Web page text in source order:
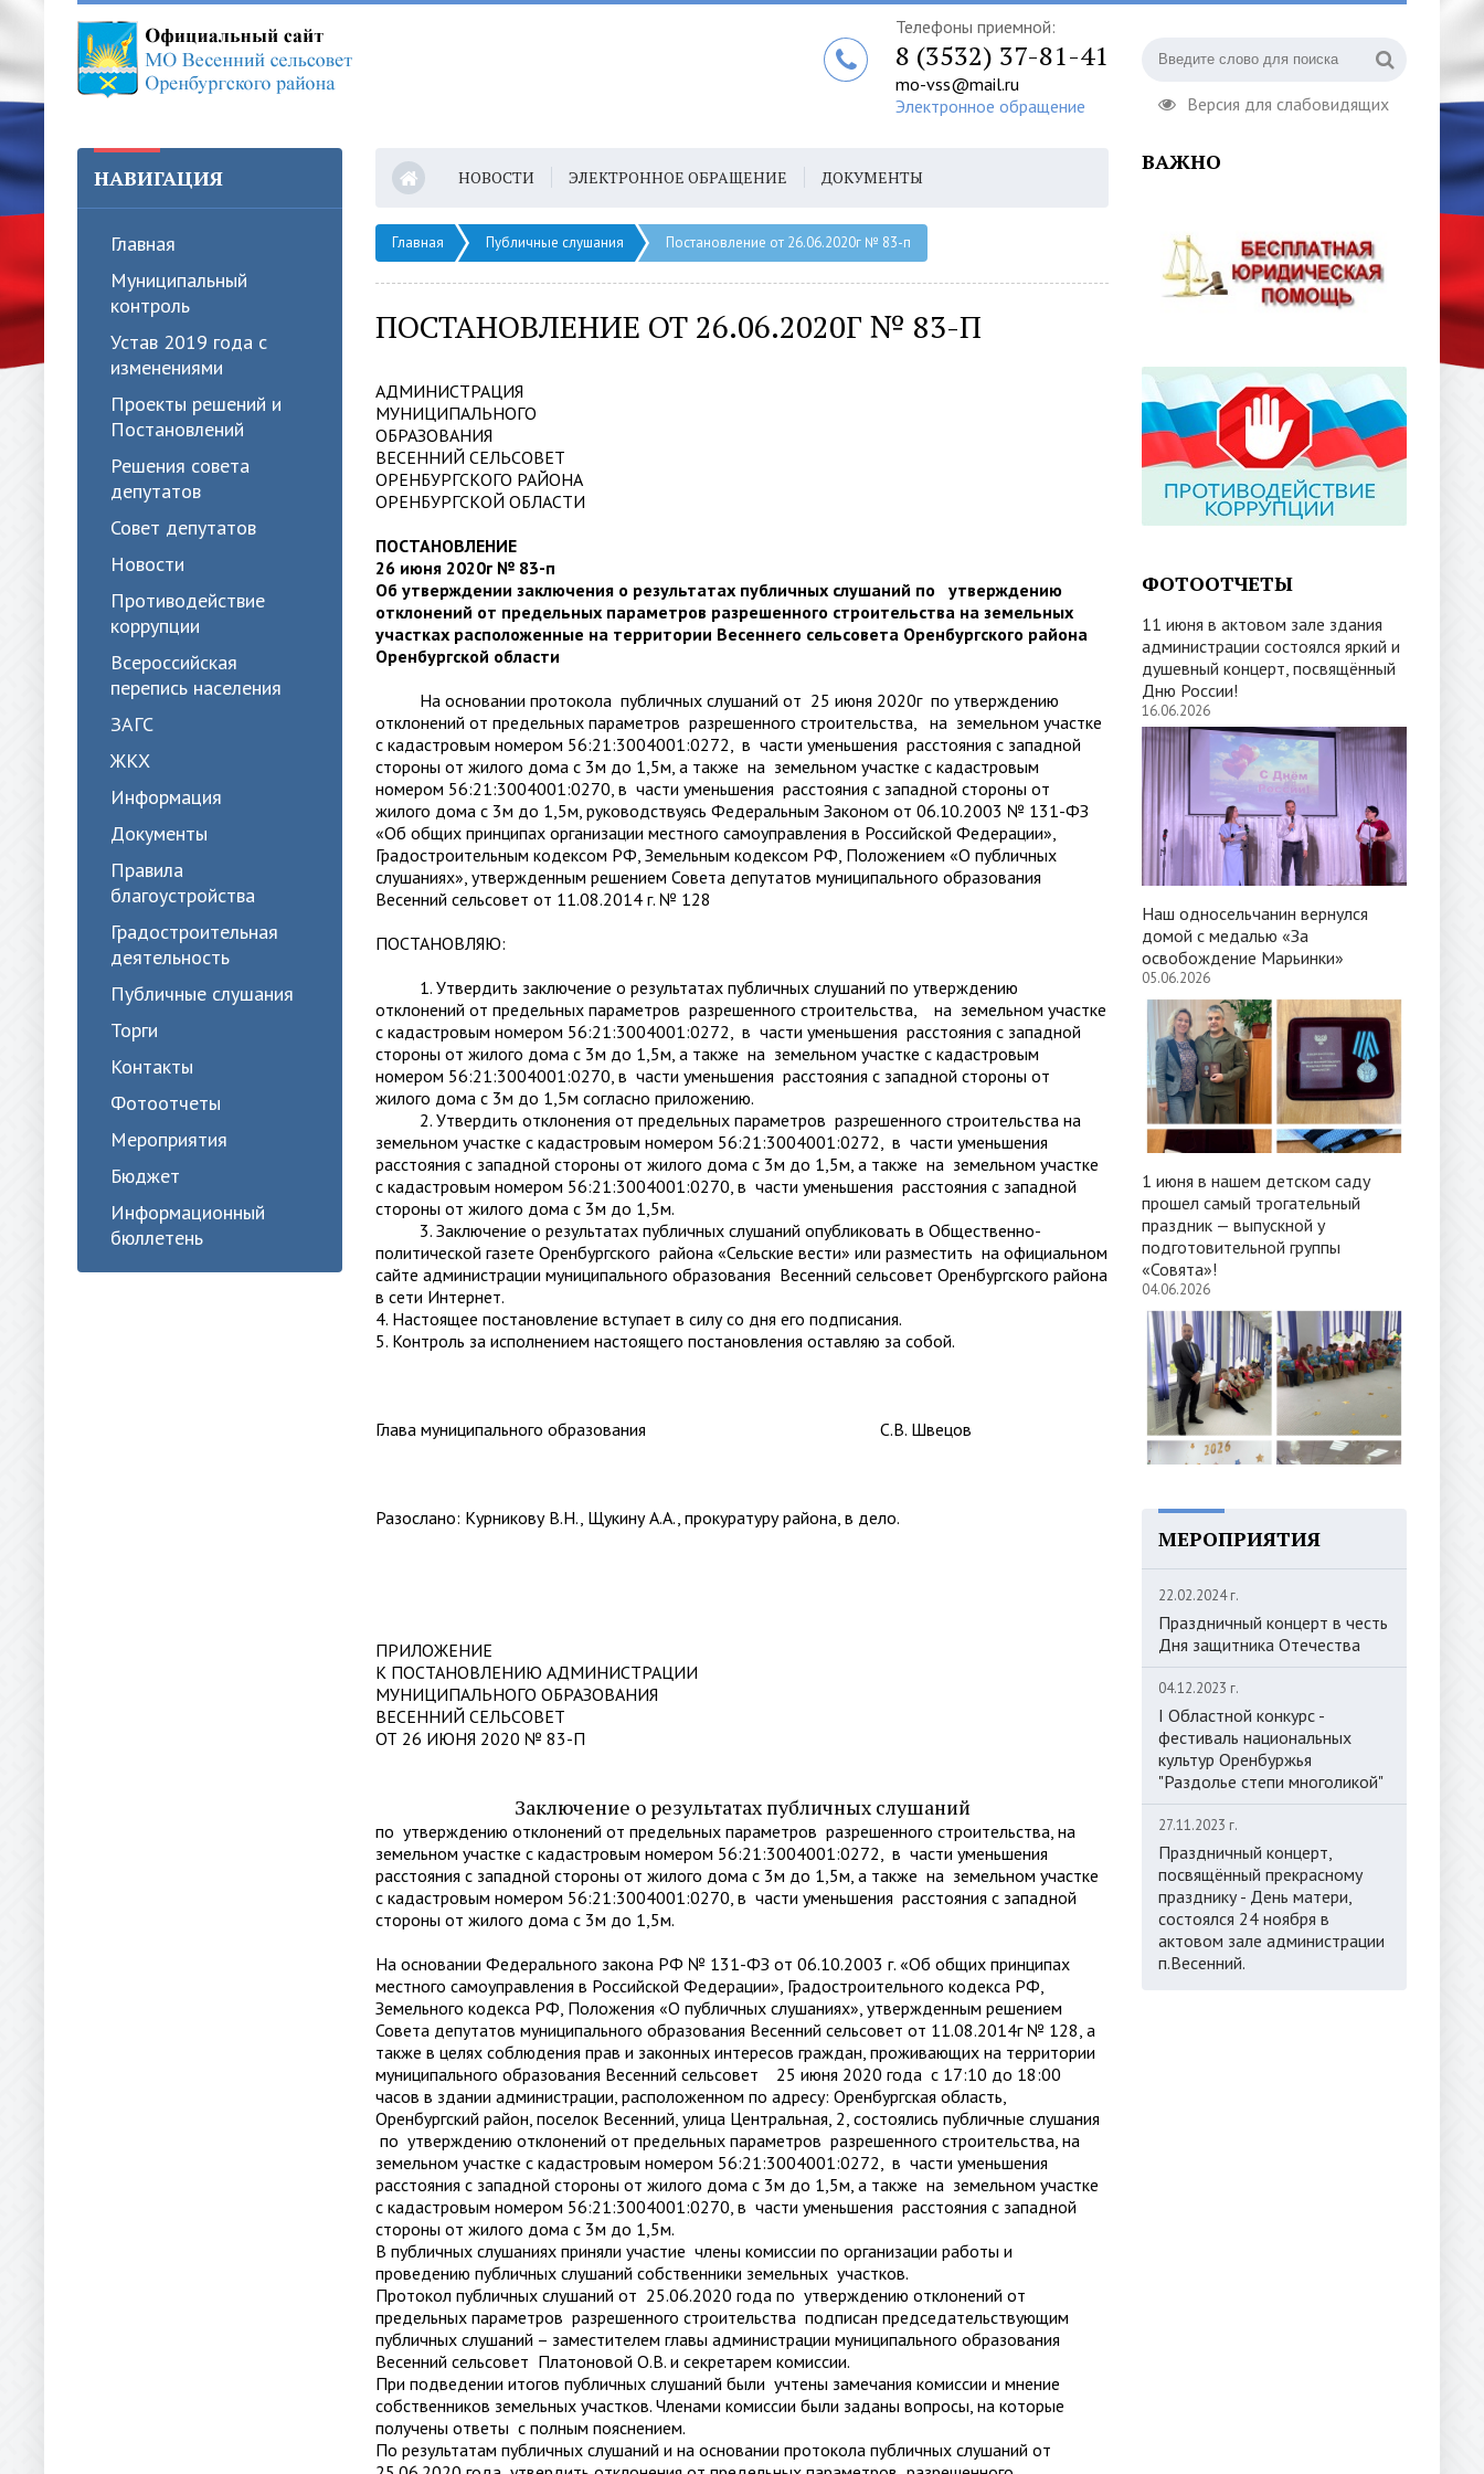
Версия для слабовидящих
Телефоны приемной:
8 (3532) 37-81-41
mo-vss@mail.ru
Электронное обращение
НАВИГАЦИЯ
Главная
Муниципальный
контроль
Устав 2019 года с
изменениями
Проекты решений и
Постановлений
Решения совета
депутатов
Совет депутатов
Новости
Противодействие
коррупции
Всероссийская
перепись населения
ЗАГС
ЖКХ
Информация
Документы
Правила
благоустройства
Градостроительная
деятельность
Публичные слушания
Торги
Контакты
Фотоотчеты
Мероприятия
Бюджет
Информационный
бюллетень
НОВОСТИ ЭЛЕКТРОННОЕ ОБРАЩЕНИЕ ДОКУМЕНТЫ
Главная Публичные слушания Постановление от 26.06.2020г № 83-п
ПОСТАНОВЛЕНИЕ ОТ 26.06.2020Г № 83-П
АДМИНИСТРАЦИЯ
МУНИЦИПАЛЬНОГО
ОБРАЗОВАНИЯ
ВЕСЕННИЙ СЕЛЬСОВЕТ
ОРЕНБУРГСКОГО РАЙОНА
ОРЕНБУРГСКОЙ ОБЛАСТИ
ПОСТАНОВЛЕНИЕ
26 июня 2020г № 83-п
Об утверждении заключения о результатах публичных слушаний по утверждению
отклонений от предельных параметров разрешенного строительства на земельных
участках расположенные на территории Весеннего сельсовета Оренбургского района
Оренбургской области
На основании протокола публичных слушаний от 25 июня 2020г по утверждению
отклонений от предельных параметров разрешенного строительства, на земельном участке
с кадастровым номером 56:21:3004001:0272, в части уменьшения расстояния с западной
стороны от жилого дома с 3м до 1,5м, а также на земельном участке с кадастровым
номером 56:21:3004001:0270, в части уменьшения расстояния с западной стороны от
жилого дома с 3м до 1,5м, руководствуясь Федеральным Законом от 06.10.2003 № 131-ФЗ
«Об общих принципах организации местного самоуправления в Российской Федерации»,
Градостроительным кодексом РФ, Земельным кодексом РФ, Положением «О публичных
слушаниях», утвержденным решением Совета депутатов муниципального образования
Весенний сельсовет от 11.08.2014 г. № 128
ПОСТАНОВЛЯЮ:
1. Утвердить заключение о результатах публичных слушаний по утверждению
отклонений от предельных параметров разрешенного строительства, на земельном участке
с кадастровым номером 56:21:3004001:0272, в части уменьшения расстояния с западной
стороны от жилого дома с 3м до 1,5м, а также на земельном участке с кадастровым
номером 56:21:3004001:0270, в части уменьшения расстояния с западной стороны от
жилого дома с 3м до 1,5м согласно приложению.
2. Утвердить отклонения от предельных параметров разрешенного строительства на
земельном участке с кадастровым номером 56:21:3004001:0272, в части уменьшения
расстояния с западной стороны от жилого дома с 3м до 1,5м, а также на земельном участке
с кадастровым номером 56:21:3004001:0270, в части уменьшения расстояния с западной
стороны от жилого дома с 3м до 1,5м.
3. Заключение о результатах публичных слушаний опубликовать в Общественно-
политической газете Оренбургского района «Сельские вести» или разместить на официальном
сайте администрации муниципального образования Весенний сельсовет Оренбургского района
в сети Интернет.
4. Настоящее постановление вступает в силу со дня его подписания.
5. Контроль за исполнением настоящего постановления оставляю за собой.
Глава муниципального образования С.В. Швецов
Разослано: Курникову В.Н., Щукину А.А., прокуратуру района, в дело.
ПРИЛОЖЕНИЕ
К ПОСТАНОВЛЕНИЮ АДМИНИСТРАЦИИ
МУНИЦИПАЛЬНОГО ОБРАЗОВАНИЯ
ВЕСЕННИЙ СЕЛЬСОВЕТ
ОТ 26 ИЮНЯ 2020 № 83-П
Заключение о результатах публичных слушаний
по утверждению отклонений от предельных параметров разрешенного строительства, на
земельном участке с кадастровым номером 56:21:3004001:0272, в части уменьшения
расстояния с западной стороны от жилого дома с 3м до 1,5м, а также на земельном участке
с кадастровым номером 56:21:3004001:0270, в части уменьшения расстояния с западной
стороны от жилого дома с 3м до 1,5м.
На основании Федерального закона РФ № 131-ФЗ от 06.10.2003 г. «Об общих принципах
местного самоуправления в Российской Федерации», Градостроительного кодекса РФ,
Земельного кодекса РФ, Положения «О публичных слушаниях», утвержденным решением
Совета депутатов муниципального образования Весенний сельсовет от 11.08.2014г № 128, а
также в целях соблюдения прав и законных интересов граждан, проживающих на территории
муниципального образования Весенний сельсовет 25 июня 2020 года с 17:10 до 18:00
часов в здании администрации, расположенном по адресу: Оренбургская область,
Оренбургский район, поселок Весенний, улица Центральная, 2, состоялись публичные слушания
по утверждению отклонений от предельных параметров разрешенного строительства, на
земельном участке с кадастровым номером 56:21:3004001:0272, в части уменьшения
расстояния с западной стороны от жилого дома с 3м до 1,5м, а также на земельном участке
с кадастровым номером 56:21:3004001:0270, в части уменьшения расстояния с западной
стороны от жилого дома с 3м до 1,5м.
В публичных слушаниях приняли участие члены комиссии по организации работы и
проведению публичных слушаний собственники земельных участков.
Протокол публичных слушаний от 25.06.2020 года по утверждению отклонений от
предельных параметров разрешенного строительства подписан председательствующим
публичных слушаний – заместителем главы администрации муниципального образования
Весенний сельсовет Платоновой О.В. и секретарем комиссии.
При подведении итогов публичных слушаний были учтены замечания комиссии и мнение
собственников земельных участков. Членами комиссии были заданы вопросы, на которые
получены ответы с полным пояснением.
По результатам публичных слушаний и на основании протокола публичных слушаний от
ВАЖНО
ФОТООТЧЕТЫ
11 июня в актовом зале здания
администрации состоялся яркий и
душевный концерт, посвящённый
Дню России!
16.06.2026
Наш односельчанин вернулся
домой с медалью «За
освобождение Марьинки»
05.06.2026
1 июня в нашем детском саду
прошел самый трогательный
праздник — выпускной у
подготовительной группы
«Совята»!
04.06.2026
МЕРОПРИЯТИЯ
22.02.2024 г.
Праздничный концерт в честь
Дня защитника Отечества
04.12.2023 г.
I Областной конкурс -
фестиваль национальных
культур Оренбуржья
"Раздолье степи многоликой"
27.11.2023 г.
Праздничный концерт,
посвящённый прекрасному
празднику - День матери,
состоялся 24 ноября в
актовом зале администрации
п.Весенний.